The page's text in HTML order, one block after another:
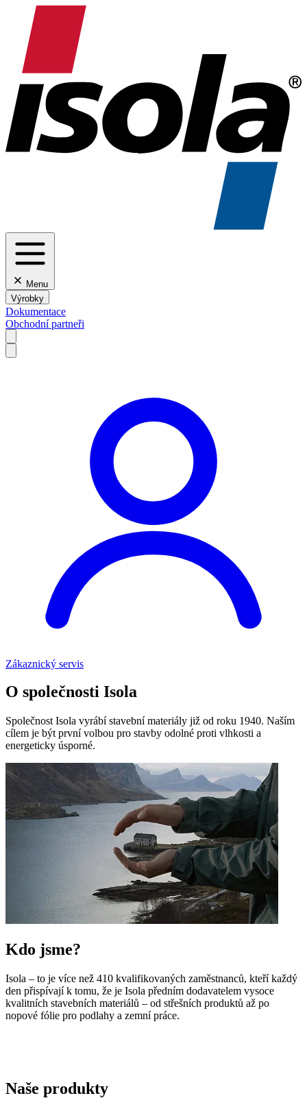
Menu
Výrobky
Dokumentace
Obchodní partneři
Zákaznický servis
O společnosti Isola
Společnost Isola vyrábí stavební materiály již od roku 1940. Naším
cílem je být první volbou pro stavby odolné proti vlhkosti a
energeticky úsporné.
Kdo jsme?
Isola – to je více než 410 kvalifikovaných zaměstnanců, kteří každý
den přispívají k tomu, že je Isola předním dodavatelem vysoce
kvalitních stavebních materiálů – od střešních produktů až po
nopové fólie pro podlahy a zemní práce.
Naše produkty